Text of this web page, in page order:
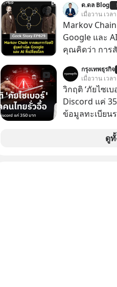
ความจำ โมเด
ภาษี Capital
ประเทศไทย
ด.ดล Blog
เมื่อวาน เวล
Markov
Google และ
คุณคิดว่า การ
ล้มแชมป์เก่าอ
ในปัจจุบัน มีอะไรที่เหมื
เปลี่ยนโลกทั้ง
ทะเลาะกัน” ข
เมื่อกว่าร้อยปีก่อน! จากสมการที่เคยถูกม
สาระและไม่มี
ระดับล้านล้าน
กรุงเทพธุรกิจ
เมื่อวาน เวล
วิกฤติ ‘ภัยไซเ
Discord แค่
ข้อมูลทะเบียน
350 บาท รัฐบา
ดู